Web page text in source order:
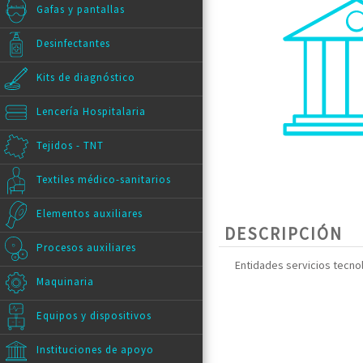
Gafas y pantallas
Desinfectantes
Kits de diagnóstico
Lencería Hospitalaria
Tejidos - TNT
Textiles médico-sanitarios
Elementos auxiliares
Procesos auxiliares
Maquinaria
Equipos y dispositivos
Instituciones de apoyo
DESCRIPCIÓN
Entidades servicios